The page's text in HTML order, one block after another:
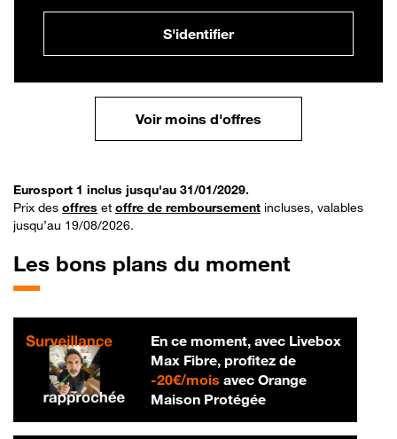
S'identifier
Voir moins d'offres
Eurosport 1 inclus jusqu'au 31/01/2029.
Prix des offres et offre de remboursement incluses, valables
jusqu’au 19/08/2026.
Les bons plans du moment
En ce moment, avec Livebox
Max Fibre, profitez de
-20€/mois20 € par mois
avec Orange
Maison Protégée